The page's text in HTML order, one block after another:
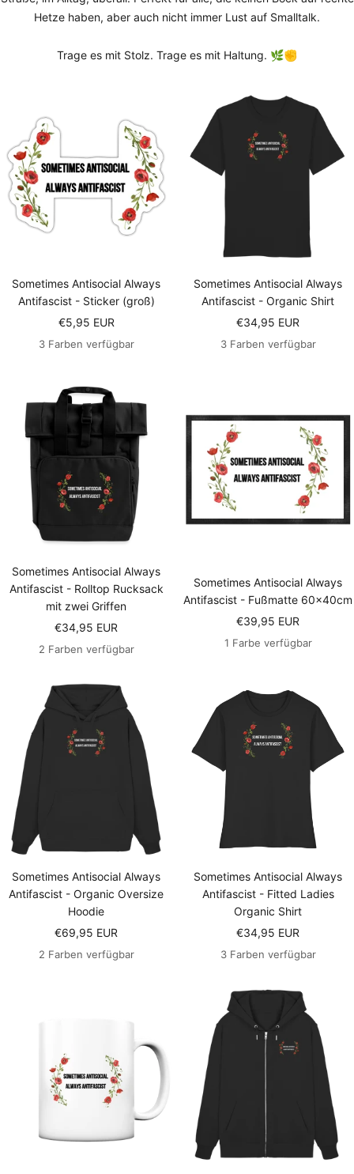
Hetze haben, aber auch nicht immer Lust auf Smalltalk.
Trage es mit Stolz. Trage es mit Haltung. 🌿✊
Sometimes Antisocial Always
Antifascist - Sticker (groß)
Angebotspreis
€5,95 EUR
3 Farben verfügbar
Sometimes Antisocial Always
Antifascist - Organic Shirt
Angebotspreis
€34,95 EUR
3 Farben verfügbar
Sometimes Antisocial Always
Antifascist - Rolltop Rucksack
mit zwei Griffen
Angebotspreis
€34,95 EUR
2 Farben verfügbar
Sometimes Antisocial Always
Antifascist - Fußmatte 60x40cm
Angebotspreis
€39,95 EUR
1 Farbe verfügbar
Sometimes Antisocial Always
Antifascist - Organic Oversize
Hoodie
Angebotspreis
€69,95 EUR
2 Farben verfügbar
Sometimes Antisocial Always
Antifascist - Fitted Ladies
Organic Shirt
Angebotspreis
€34,95 EUR
3 Farben verfügbar